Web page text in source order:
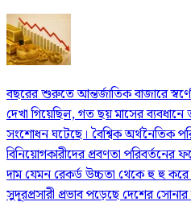
বছরের শুরুতে আন্তর্জাতিক বাজারে
দেখা গিয়েছিল, গত ছয় মাসের
সংশোধন ঘটেছে। বৈশ্বিক অর্থনৈতিক
বিনিয়োগকারীদের প্রবণতা পরিবর্তনের
দাম যেমন রেকর্ড উচ্চতা থেকে হু হু
সুদূরপ্রসারী প্রভাব পড়েছে দেশের